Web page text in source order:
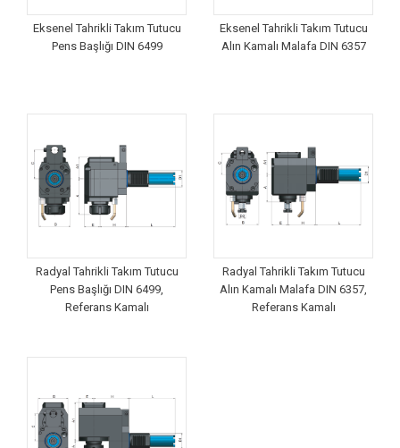
Eksenel Tahrikli Takım Tutucu
Pens Başlığı DIN 6499
Eksenel Tahrikli Takım Tutucu
Alın Kamalı Malafa DIN 6357
Radyal Tahrikli Takım Tutucu
Pens Başlığı DIN 6499,
Referans Kamalı
Radyal Tahrikli Takım Tutucu
Alın Kamalı Malafa DIN 6357,
Referans Kamalı